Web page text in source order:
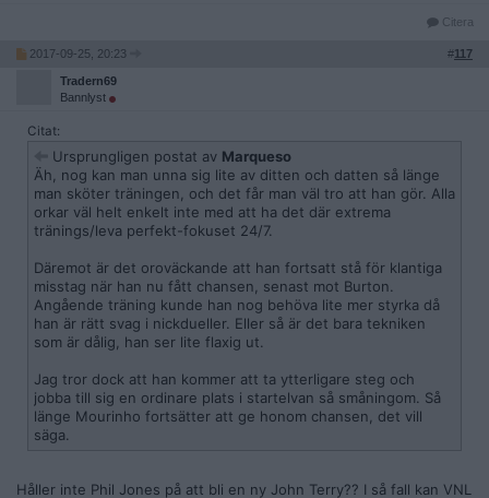
Citera
2017-09-25, 20:23 #117
Tradern69
Bannlyst
Citat:
Ursprungligen postat av Marqueso
Äh, nog kan man unna sig lite av ditten och datten så länge
man sköter träningen, och det får man väl tro att han gör. Alla
orkar väl helt enkelt inte med att ha det där extrema
tränings/leva perfekt-fokuset 24/7.
Däremot är det oroväckande att han fortsatt stå för klantiga
misstag när han nu fått chansen, senast mot Burton.
Angående träning kunde han nog behöva lite mer styrka då
han är rätt svag i nickdueller. Eller så är det bara tekniken
som är dålig, han ser lite flaxig ut.
Jag tror dock att han kommer att ta ytterligare steg och
jobba till sig en ordinare plats i startelvan så småningom. Så
länge Mourinho fortsätter att ge honom chansen, det vill
säga.
Håller inte Phil Jones på att bli en ny John Terry?? I så fall kan VNL